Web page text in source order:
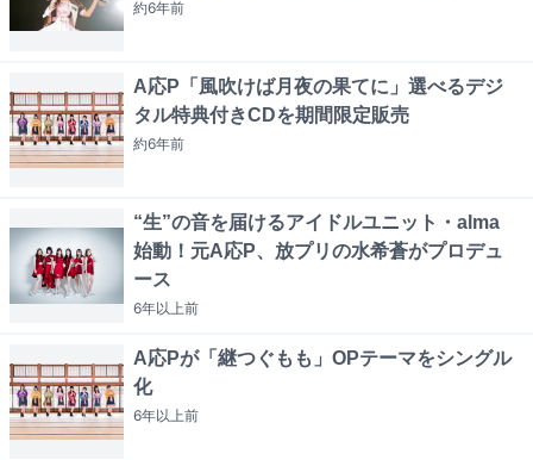
約6年前
A応P「風吹けば月夜の果てに」選べるデジ
タル特典付きCDを期間限定販売
約6年前
“生”の音を届けるアイドルユニット・alma
始動！元A応P、放プリの水希蒼がプロデュ
ース
6年以上前
A応Pが「継つぐもも」OPテーマをシングル
化
6年以上前